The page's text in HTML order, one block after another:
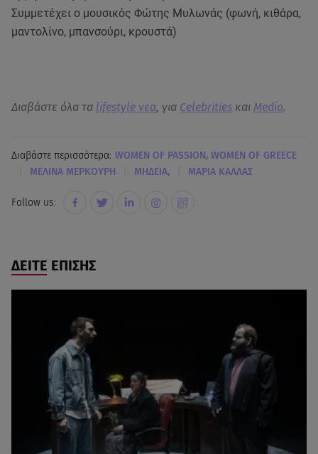
Συμμετέχει ο μουσικός Φώτης Μυλωνάς (φωνή, κιθάρα,
μαντολίνο, μπανσούρι, κρουστά)
Διαβάστε όλα τα lifestyle νεα, για Celebrities και Media.
Διαβάστε περισσότερα: WOMEN OF PASSION, WOMEN OF GREECE
ΜΕΛΙΝΑ ΜΕΡΚΟΥΡΗ ΜΗΔΕΙΑ, ΜΑΡΙΑ ΚΑΛΛΑΣ
Follow us:
ΔΕΙΤΕ ΕΠΙΣΗΣ